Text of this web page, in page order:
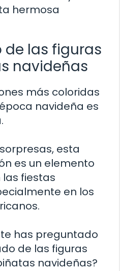
hermosa
de las figuras
navideñas
más coloridas
navideña es
esta
es un elemento
fiestas
en los
te has preguntado
de las figuras
navideñas?